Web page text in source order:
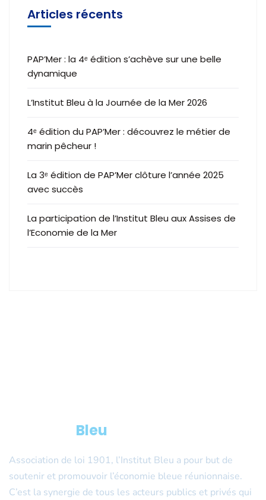
Articles récents
PAP’Mer : la 4ᵉ édition s’achève sur une belle
dynamique
L’Institut Bleu à la Journée de la Mer 2026
4ᵉ édition du PAP’Mer : découvrez le métier de
marin pêcheur !
La 3ᵉ édition de PAP’Mer clôture l’année 2025
avec succès
La participation de l’Institut Bleu aux Assises de
l’Economie de la Mer
Bleu
Association de loi 1901, l’Institut Bleu a pour but de
soutenir et promouvoir l’économie bleue réunionnaise.
C’est la synergie de tous les acteurs publics et privés qui